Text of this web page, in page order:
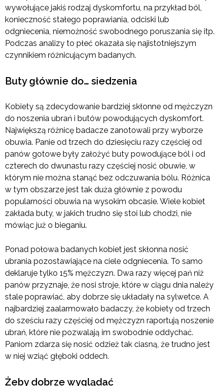
wywołujące jakiś rodzaj dyskomfortu, na przykład ból,
konieczność stałego poprawiania, odciski lub
odgniecenia, niemożność swobodnego poruszania się itp.
Podczas analizy to płeć okazała się najistotniejszym
czynnikiem różnicującym badanych.
Buty głównie do… siedzenia
Kobiety są zdecydowanie bardziej skłonne od mężczyzn
do noszenia ubrań i butów powodujących dyskomfort.
Największą różnicę badacze zanotowali przy wyborze
obuwia. Panie od trzech do dziesięciu razy częściej od
panów gotowe były założyć buty powodujące ból i od
czterech do dwunastu razy częściej nosić obuwie, w
którym nie można stanąć bez odczuwania bólu. Różnica
w tym obszarze jest tak duża głównie z powodu
popularności obuwia na wysokim obcasie. Wiele kobiet
zakłada buty, w jakich trudno się stoi lub chodzi, nie
mówiąc już o bieganiu.
Ponad połowa badanych kobiet jest skłonna nosić
ubrania pozostawiające na ciele odgniecenia. To samo
deklaruje tylko 15% mężczyzn. Dwa razy więcej pań niż
panów przyznaje, że nosi stroje, które w ciągu dnia należy
stale poprawiać, aby dobrze się układały na sylwetce. A
najbardziej zaalarmowało badaczy, że kobiety od trzech
do sześciu razy częściej od mężczyzn raportują noszenie
ubrań, które nie pozwalają im swobodnie oddychać.
Paniom zdarza się nosić odzież tak ciasną, że trudno jest
w niej wziąć głęboki oddech.
Żeby dobrze wyglądać